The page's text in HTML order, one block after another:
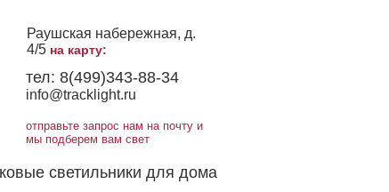
Раушская набережная, д.
4/5 на карту:
тел: 8(499)343-88-34
info@tracklight.ru
отправьте запрос нам на почту и
мы подберем вам свет
светильники для дома